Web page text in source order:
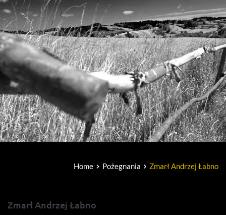
Home Pożegnania Zmarł Andrzej Łabno
Zmarł Andrzej Łabno